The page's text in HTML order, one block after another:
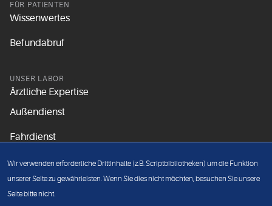
FÜR PATIENTEN
Wissenwertes
Befundabruf
UNSER LABOR
Ärztliche Expertise
Außendienst
Fahrdienst
Unsere Grundsätze
Wir verwenden erforderliche Drittinhalte (z.B. Scriptbibliotheken) um die Funktion
unserer Seite zu gewährleisten. Wenn Sie dies nicht möchten, besuchen Sie unsere
Seite bitte nicht.